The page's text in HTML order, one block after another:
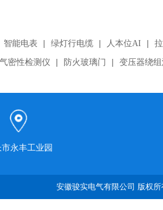
智能电表 | 绿灯行电缆 | 人本位AI |
气密性检测仪 | 防火玻璃门 | 变压器绕
市永丰工业园
安徽骏实电气有限公司 版权